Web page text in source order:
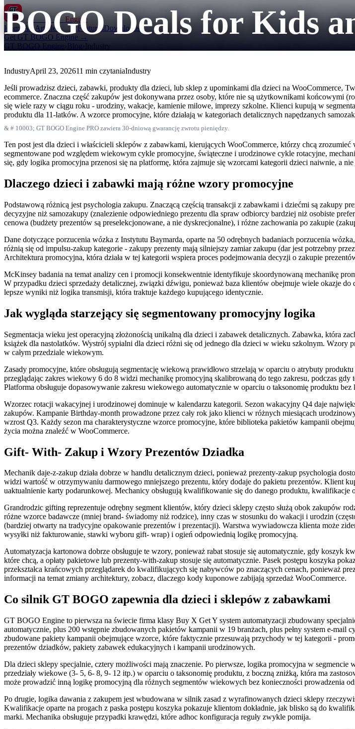
GT BOGO Engine
Home All Articles FeaturesDownloads
Get GT BOGO Engine →
GT BOGO Engine ›Blog ›Industry
BOGO Deals for Kids
IndustryApril 23, 202611 min czytaniaIndustry
Jeśli prowadzisz dzieci, zabawki, produkty dla dzieci, lub sklep z upominkami dla dzieci na WooCommerce,
ecommerce. Znaczna część zakupów jest dokonywana przez osoby, które nie są użytkownikami końcowymi
się wiele razy w ciągu roku - urodziny, wakacje, kamienie milowe, imprezy szkolne. Klienci kupują w
produktu dla 11-latków. A wzorce promocyjne, które działają w kategoriach detalicznych napędzanych
& # 10003; GT BOGO Engine PRO zawiera 30-dniową gwarancję zwrotu pieniędzy.
Ten post jest dla dzieci i właścicieli sklepów z zabawkami, kierujących WooCommerce, którzy chcą
segmentowane pod względem wiekowym cykle promocyjne, świąteczne i urodzinowe cykle rotacyjne,
się, gdy logika promocyjna przenosi się na platformę, która zajmuje się wzorcami kategorii dzieci naiwnie, a
Dlaczego dzieci i zabawki mają różne wzory promocyjne
Podstawową różnicą jest psychologia zakupu. Znaczącą częścią transakcji z zabawkami i dziećmi są zakupy
decyzyjne niż samozakupy (znalezienie odpowiedniego prezentu dla spraw odbiorcy bardziej niż osobiste
cenowa (budżety prezentów są preselekcjonowane, a nie dyskrecjonalne), i różne zachowania po zakupie
Dane dotyczące porzucenia wózka z Instytutu Baymarda, oparte na 50 odrębnych badaniach porzucenia
różnią się od impulsu-zakup kategorie - zakupy prezenty mają silniejszy zamiar zakupu (dar jest potrzebny
Architektura promocyjna, która działa w tej kategorii wspiera proces podejmowania decyzji o zakupie
McKinsey badania na temat analizy cen i promocji konsekwentnie identyfikuje skoordynowaną mechanikę
W przypadku dzieci sprzedaży detalicznej, związki dźwigu, ponieważ baza klientów obejmuje wiele okazje
lepsze wyniki niż logika transmisji, która traktuje każdego kupującego identycznie.
Jak wygląda starzejący się segmentowany promocyjny logika
Segmentacja wieku jest operacyjną złożonością unikalną dla dzieci i zabawek detalicznych. Zabawka, która
książek dla nastolatków. Wystrój sypialni dla dzieci różni się od jednego dla dzieci w wieku szkolnym. Wzory
w całym przedziale wiekowym.
Zasady promocyjne, które obsługują segmentację wiekową prawidłowo strzelają w oparciu o atrybuty
przeglądając zakres wiekowy 6 do 8 widzi mechanikę promocyjną skalibrowaną do tego zakresu, podczas
Platforma obsługuje dopasowywanie zakresu wiekowego automatycznie w oparciu o taksonomię produktu
Wzorzec rotacji wakacyjnej i urodzinowej dominuje w kalendarzu kategorii. Sezon wakacyjny Q4 daje
zakupów. Kampanie Birthday-month prowadzone przez cały rok jako klienci w różnych miesiącach
wzrost Q3. Każdy sezon ma charakterystyczne wzorce promocyjne, które biblioteka pakietów kampanii
życia można znaleźć w WooCommerce.
Gift- With- Zakup i Wzory Prezentów Dziadka
Mechanik daje-z-zakup działa dobrze w handlu detalicznym dzieci, ponieważ prezenty-zakup psychologia
widzi wartość w otrzymywaniu darmowego mniejszego prezentu, który dodaje do pakietu prezentów. Klient
uaktualnienie karty podarunkowej. Mechanicy obsługują kwalifikowanie się do danego produktu,
Grandrodzic gifting reprezentuje odrębny segment klientów, który dzieci sklepy często służą obok zakupów
różne wzorce badawcze (mniej brand- świadomy niż rodzice), inny czas w stosunku do wakacji i urodzin
(bardziej otwarty na tradycyjne opakowanie prezentów i prezentacji). Warstwa wywiadowcza klienta może
wysyłki niż fakturowanie, stawki wyboru gift- wrap) i ogień odpowiednią logikę promocyjną.
Automatyzacja kartonowa dobrze obsługuje te wzory, ponieważ rabat stosuje się automatycznie, gdy koszyk
które chcą, a opłaty pakietowe lub prezenty-with-zakup stosuje się automatycznie. Pasek postępu koszyka
przekształca krańcowych przeglądarek do kwalifikujących się nabywców po znaczących cenach, ponieważ
informacji na temat zmiany architektury, zobacz, dlaczego kody kuponowe zabijają sprzedaż WooCommerce.
Co silnik GT BOGO zapewnia dla dzieci i sklepów z zabawkami
GT BOGO Engine to pierwsza na świecie firma klasy Buy X Get Y system automatyzacji zbudowany
automatycznie, plus 200 wstępnie zbudowanych pakietów kampanii w 19 branżach, plus pełny system e-
zbudowane pakiety kampanii obejmujące wzorce, które faktycznie przesuwają przychody w tej kategorii -
prezentów dziadków, pakiety zabawek edukacyjnych i kampanii urodzinowych.
Dla dzieci sklepy specjalnie, cztery możliwości mają znaczenie. Po pierwsze, logika promocyjna w
przedziały wiekowe (3- 5, 6- 8, 9- 12 itp.) w oparciu o taksonomię produktu, z boczną zniżką, która ma
może prowadzić inną logikę promocyjną dla różnych segmentów wiekowych bez konieczności prowadzenia
Po drugie, logika dawania z zakupem jest wbudowana w silnik zasad z wyrafinowanych dzieci sklepy
Kwalifikacje oparte na progach z paska postępu koszyka pokazuje klientom dokładnie, jak blisko są do
marki. Mechanika obsługuje przypadki krawędzi, które adhoc konfiguracja reguły zwykle pomija.